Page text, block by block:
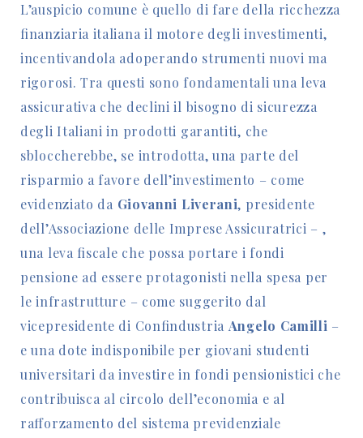
L’auspicio comune è quello di fare della ricchezza
finanziaria italiana il motore degli investimenti,
incentivandola adoperando strumenti nuovi ma
rigorosi. Tra questi sono fondamentali una leva
assicurativa che declini il bisogno di sicurezza
degli Italiani in prodotti garantiti, che
sbloccherebbe, se introdotta, una parte del
risparmio a favore dell’investimento – come
evidenziato da Giovanni Liverani, presidente
dell’Associazione delle Imprese Assicuratrici – ,
una leva fiscale che possa portare i fondi
pensione ad essere protagonisti nella spesa per
le infrastrutture – come suggerito dal
vicepresidente di Confindustria Angelo Camilli –
e una dote indisponibile per giovani studenti
universitari da investire in fondi pensionistici che
contribuisca al circolo dell’economia e al
rafforzamento del sistema previdenziale